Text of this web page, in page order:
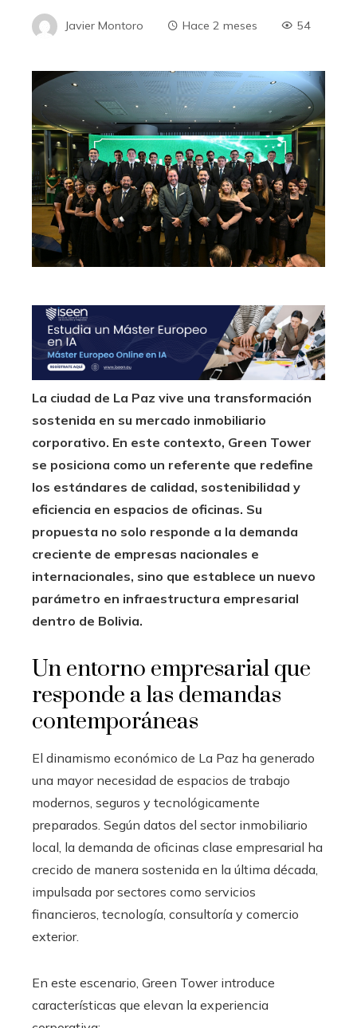
Javier Montoro Hace 2 meses 54
La ciudad de La Paz vive una transformación
sostenida en su mercado inmobiliario
corporativo. En este contexto, Green Tower
se posiciona como un referente que redefine
los estándares de calidad, sostenibilidad y
eficiencia en espacios de oficinas. Su
propuesta no solo responde a la demanda
creciente de empresas nacionales e
internacionales, sino que establece un nuevo
parámetro en infraestructura empresarial
dentro de Bolivia.
Un entorno empresarial que
responde a las demandas
contemporáneas
El dinamismo económico de La Paz ha generado
una mayor necesidad de espacios de trabajo
modernos, seguros y tecnológicamente
preparados. Según datos del sector inmobiliario
local, la demanda de oficinas clase empresarial ha
crecido de manera sostenida en la última década,
impulsada por sectores como servicios
financieros, tecnología, consultoría y comercio
exterior.
En este escenario, Green Tower introduce
características que elevan la experiencia